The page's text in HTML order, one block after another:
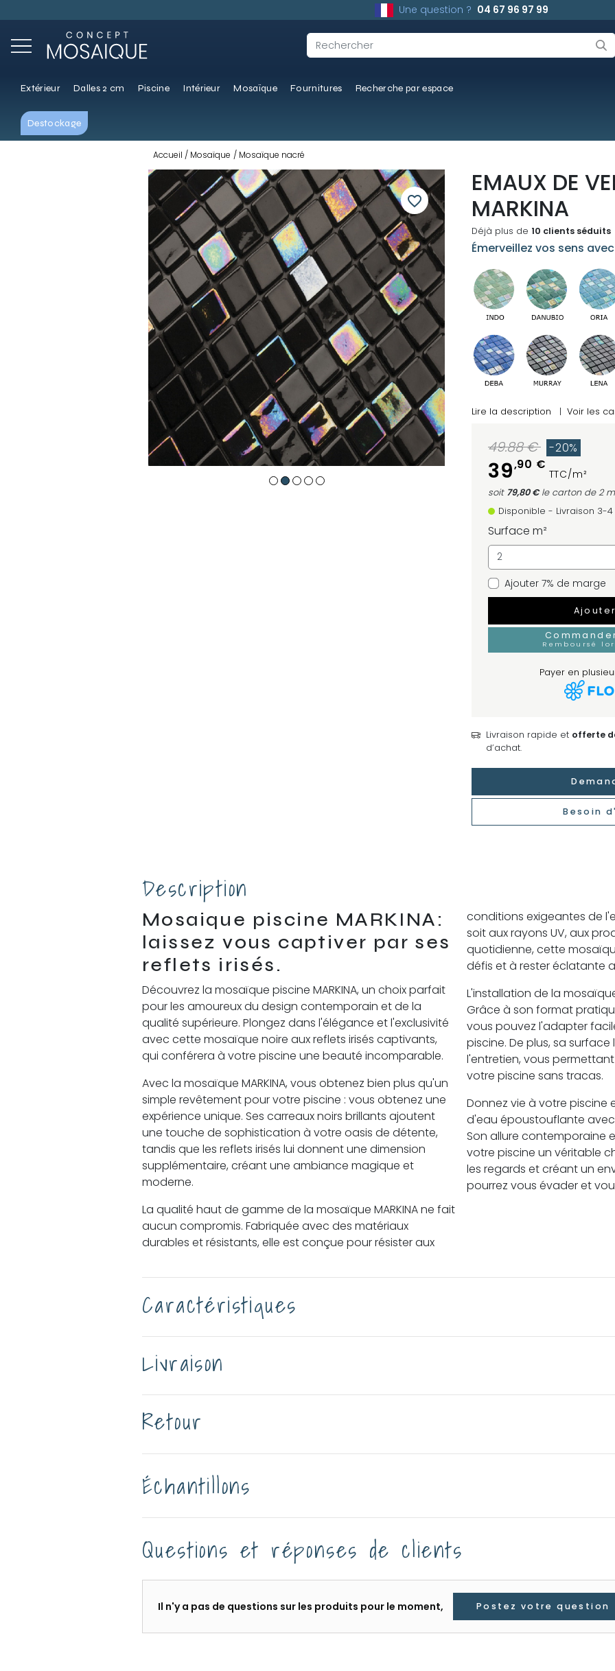
Une question ? 04 67 96 97 99
Extérieur Dalles 2 cm Piscine Intérieur Mosaïque Fournitures Recherche par espace
Destockage
Accueil Mosaïque Mosaïque nacré
favorite_border
EMAUX DE
MARKINA
Déjà plus de 10 clients séduits
Émerveillez vos sens
Lire la description | Voir les
49.88 € -20%
39,90 €
TTC/m²
soit 79,80 €le carton de 2
Disponible - Livraison 3-
Surface m²
Ajouter 7% de marge
Remboursé
Payer en
Livraison rapide et offerte
d’achat.
Besoin
Description
Mosaique piscine MARKINA:
laissez vous captiver par ses
reflets irisés.
Découvrez la mosaïque piscine MARKINA, un choix parfait
pour les amoureux du design contemporain et de la
qualité supérieure. Plongez dans l'élégance et l'exclusivité
avec cette mosaïque noire aux reflets irisés captivants,
qui conférera à votre piscine une beauté incomparable.
Avec la mosaïque MARKINA, vous obtenez bien plus qu'un
simple revêtement pour votre piscine : vous obtenez une
expérience unique. Ses carreaux noirs brillants ajoutent
une touche de sophistication à votre oasis de détente,
tandis que les reflets irisés lui donnent une dimension
supplémentaire, créant une ambiance magique et
moderne.
La qualité haut de gamme de la mosaïque MARKINA ne fait
aucun compromis. Fabriquée avec des matériaux
durables et résistants, elle est conçue pour résister aux
conditions exigeantes de
soit aux rayons UV, aux
quotidienne, cette
défis et à rester éclatante
L'installation de la
Grâce à son format
vous pouvez l'adapter
piscine. De plus, sa
l'entretien, vous
votre piscine sans tracas.
Donnez vie à votre
d'eau époustouflante avec
Son allure contemporaine
votre piscine un véritable
les regards et créant un
pourrez vous évader et
Caractéristiques
Livraison
Retour
Échantillons
Questions et réponses de clients
Il n'y a pas de questions sur les produits pour le moment, Postez votre question